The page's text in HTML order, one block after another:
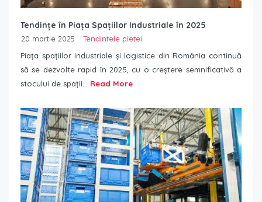
Tendințe în Piața Spațiilor Industriale în 2025
20 martie 2025
Tendintele pietei
Piața spațiilor industriale și logistice din România continuă
să se dezvolte rapid în 2025, cu o creștere semnificativă a
stocului de spații... Read More